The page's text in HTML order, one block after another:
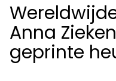
Anna
geprinte